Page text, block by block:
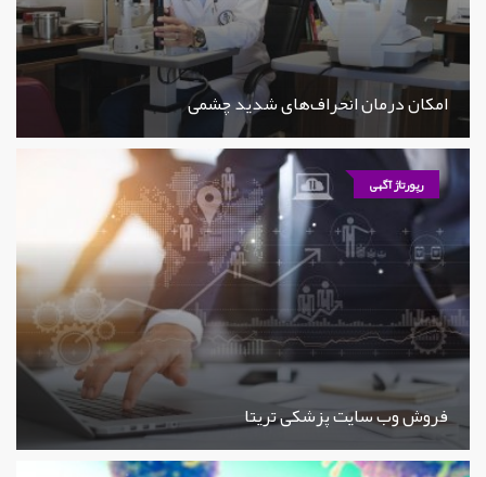
امکان درمان انحراف‌های شدید چشمی
رپورتاژ آگهی
فروش وب سایت پزشکی تریتا